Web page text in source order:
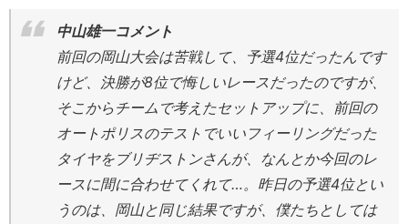
中山雄一コメント
前回の岡山大会は苦戦して、予選4位だったんです
けど、決勝が8位で悔しいレースだったのですが、
そこからチームで考えたセットアップに、前回の
オートポリスのテストでいいフィーリングだった
タイヤをブリヂストンさんが、なんとか今回のレ
ースに間に合わせてくれて…。昨日の予選4位とい
うのは、岡山と同じ結果ですが、僕たちとしては